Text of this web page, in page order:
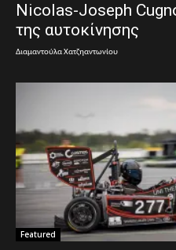
Nicolas-Joseph
της αυτοκίνησης
Διαμαντούλα Χατζηαντωνίου
Featured